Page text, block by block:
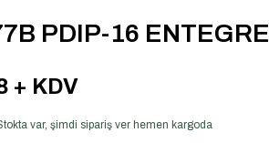
PDIP-16 ENTEGRE
+ KDV
var, şimdi sipariş ver hemen kargoda